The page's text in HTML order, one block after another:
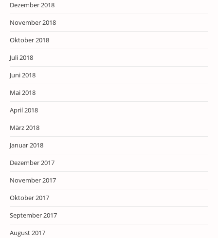
Dezember 2018
November 2018
Oktober 2018
Juli 2018
Juni 2018
Mai 2018
April 2018
März 2018
Januar 2018
Dezember 2017
November 2017
Oktober 2017
September 2017
August 2017